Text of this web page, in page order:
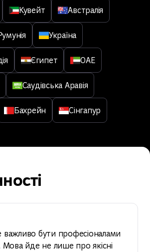
Кувейт Австралія
Україна
Єгипет ОАЕ
Саудівська Аравія
Бахрейн Сінгапур
важливо бути професіоналами
Мова йде не лише про якісні